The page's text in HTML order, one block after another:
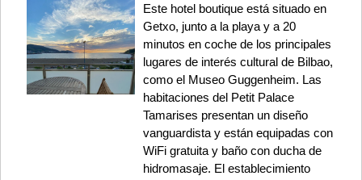
Este hotel boutique está situado en
Getxo, junto a la playa y a 20
minutos en coche de los principales
lugares de interés cultural de Bilbao,
como el Museo Guggenheim. Las
habitaciones del Petit Palace
Tamarises presentan un diseño
vanguardista y están equipadas con
WiFi gratuita y baño con ducha de
hidromasaje. El establecimiento